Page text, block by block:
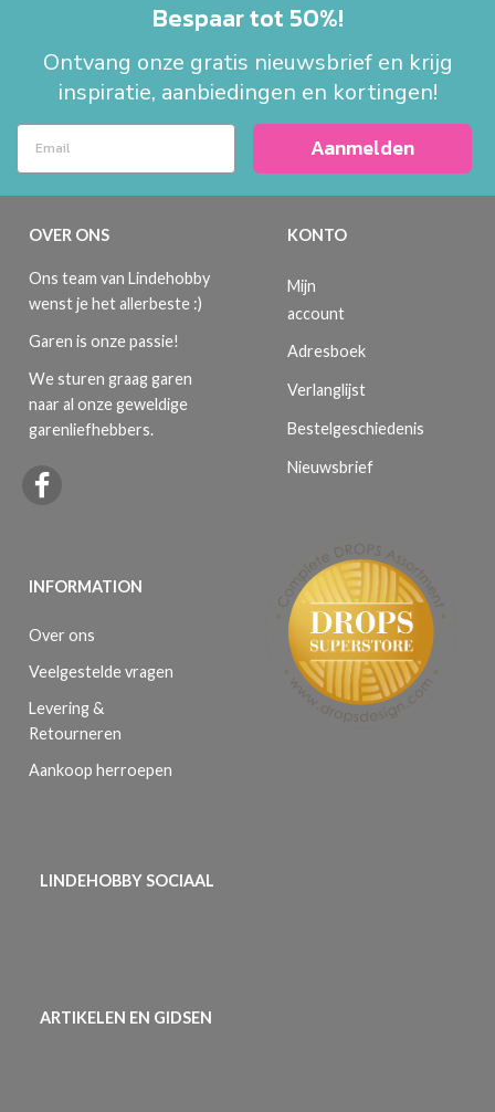
Bespaar tot 50%!
Ontvang onze gratis nieuwsbrief en krijg
inspiratie, aanbiedingen en kortingen!
Aanmelden
OVER ONS
Ons team van Lindehobby
wenst je het allerbeste :)
Garen is onze passie!
We sturen graag garen
naar al onze geweldige
garenliefhebbers.
INFORMATION
Over ons
Veelgestelde vragen
Levering &
Retourneren
Aankoop herroepen
KONTO
Mijn
account
Adresboek
Verlanglijst
Bestelgeschiedenis
Nieuwsbrief
LINDEHOBBY SOCIAAL
ARTIKELEN EN GIDSEN